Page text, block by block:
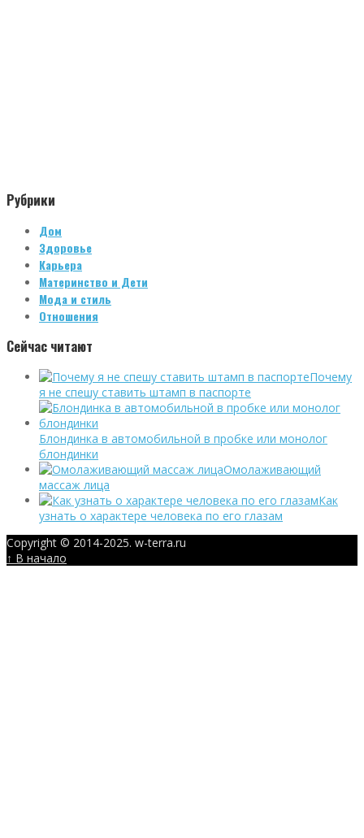
Рубрики
Дом
Здоровье
Карьера
Материнство и Дети
Мода и стиль
Отношения
Сейчас читают
Почему
я не спешу ставить штамп в паспорте
Блондинка в автомобильной в пробке или монолог
блондинки
Омолаживающий
массаж лица
Как
узнать о характере человека по его глазам
Copyright © 2014-2025. w-terra.ru
↑ В начало